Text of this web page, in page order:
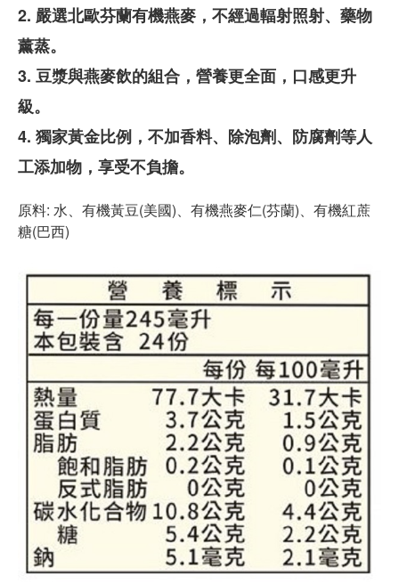
2. 嚴選北歐芬蘭有機燕麥，不經過輻射照射、藥物
薰蒸。
3. 豆漿與燕麥飲的組合，營養更全面，口感更升
級。
4. 獨家黃金比例，不加香料、除泡劑、防腐劑等人
工添加物，享受不負擔。
原料: 水、有機黃豆(美國)、有機燕麥仁(芬蘭)、有機紅蔗
糖(巴西)